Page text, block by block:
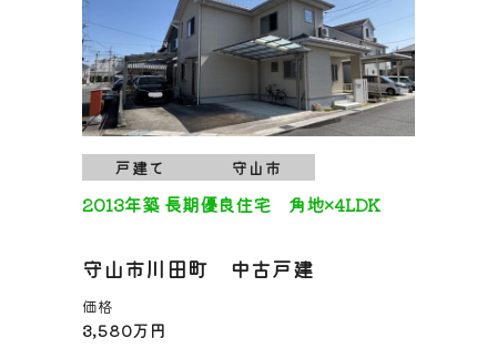
戸建て 守山市
2013年築 長期優良住宅 角地×4LDK
守山市川田町 中古戸建
価格
3,580万円